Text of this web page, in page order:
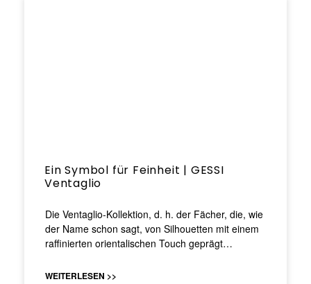
Ein Symbol für Feinheit | GESSI
Ventaglio
Die Ventaglio-Kollektion, d. h. der Fächer, die, wie
der Name schon sagt, von Silhouetten mit einem
raffinierten orientalischen Touch geprägt…
WEITERLESEN >>